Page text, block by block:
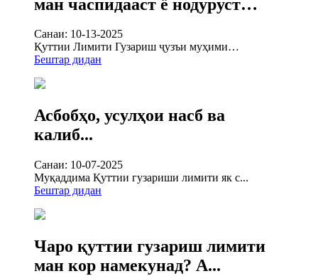
ман часпидааст ё нодуруст…
Санаи: 10-13-2025
Қуттии Лимити Гузариш ҷузъи муҳими…
Бештар дидан
Асбобҳо, усулҳои насб ва
калиб...
Санаи: 10-07-2025
Муқаддима Қуттии гузариши лимити як с...
Бештар дидан
Чаро қуттии гузариш лимити
ман кор намекунад? А...